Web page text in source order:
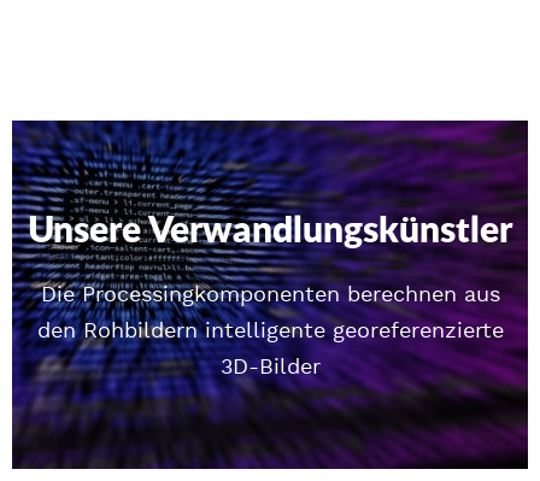
Unsere Verwandlungskünstler
Die Processingkomponenten berechnen aus
den Rohbildern intelligente georeferenzierte
3D-Bilder